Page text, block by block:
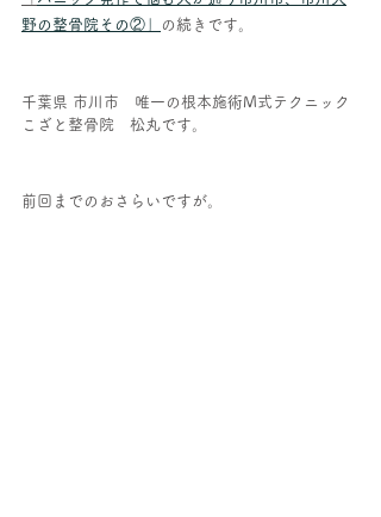
野の整骨院その②」
の 続きです。
千葉県 市川市　唯一の根本施術M式テクニック
こざと整骨院　松丸です。
前回までのおさらいですが。